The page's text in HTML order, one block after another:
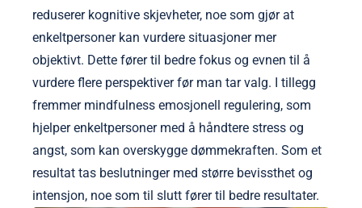
reduserer kognitive skjevheter, noe som gjør at
enkeltpersoner kan vurdere situasjoner mer
objektivt. Dette fører til bedre fokus og evnen til å
vurdere flere perspektiver før man tar valg. I tillegg
fremmer mindfulness emosjonell regulering, som
hjelper enkeltpersoner med å håndtere stress og
angst, som kan overskygge dømmekraften. Som et
resultat tas beslutninger med større bevissthet og
intensjon, noe som til slutt fører til bedre resultater.